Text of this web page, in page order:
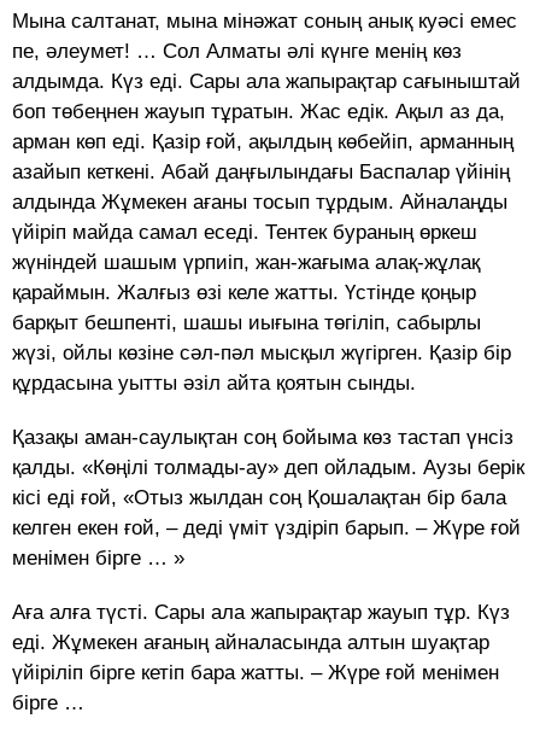
Мына салтанат, мына мінәжат соның анық куәсі емес
пе, әлеумет! … Сол Алматы әлі күнге менің көз
алдымда. Күз еді. Сары ала жапырақтар сағыныштай
боп төбеңнен жауып тұратын. Жас едік. Ақыл аз да,
арман көп еді. Қазір ғой, ақылдың көбейіп, арманның
азайып кеткені. Абай даңғылындағы Баспалар үйінің
алдында Жұмекен ағаны тосып тұрдым. Айналаңды
үйіріп майда самал еседі. Тентек бураның өркеш
жүніндей шашым үрпиіп, жан-жағыма алақ-жұлақ
қараймын. Жалғыз өзі келе жатты. Үстінде қоңыр
барқыт бешпенті, шашы иығына төгіліп, сабырлы
жүзі, ойлы көзіне сәл-пәл мысқыл жүгірген. Қазір бір
құрдасына уытты әзіл айта қоятын сынды.
Қазақы аман-саулықтан соң бойыма көз тастап үнсіз
қалды. «Көңілі толмады-ау» деп ойладым. Аузы берік
кісі еді ғой, «Отыз жылдан соң Қошалақтан бір бала
келген екен ғой, – деді үміт үздіріп барып. – Жүре ғой
менімен бірге … »
Аға алға түсті. Сары ала жапырақтар жауып тұр. Күз
еді. Жұмекен ағаның айналасында алтын шуақтар
үйіріліп бірге кетіп бара жатты. – Жүре ғой менімен
бірге …